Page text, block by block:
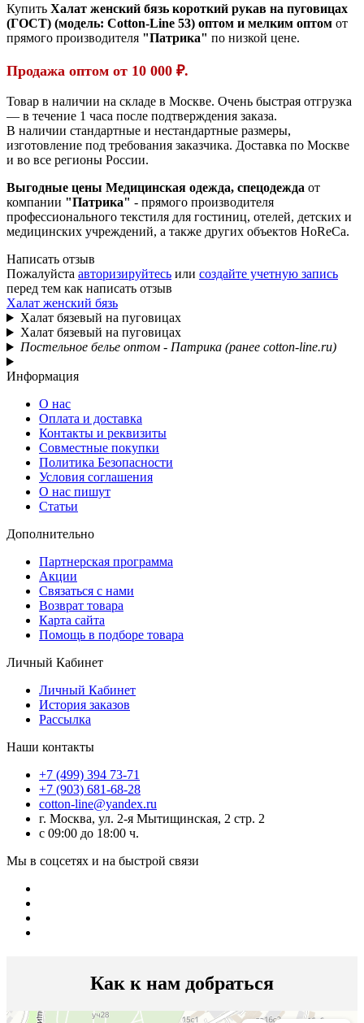
Купить Халат женский бязь короткий рукав на пуговицах
(ГОСТ) (модель: Cotton-Line 53) оптом и мелким оптом от
прямого производителя "Патрика" по низкой цене.
Продажа оптом от 10 000 ₽.
Товар в наличии на складе в Москве. Очень быстрая отгрузка
— в течение 1 часа после подтверждения заказа.
В наличии стандартные и нестандартные размеры,
изготовление под требования заказчика. Доставка по Москве
и во все регионы России.
Выгодные цены Медицинская одежда, спецодежда от
компании "Патрика" - прямого производителя
профессионального текстиля для гостиниц, отелей, детских и
медицинских учреждений, а также других объектов HoReCa.
Написать отзыв
Пожалуйста авторизируйтесь или создайте учетную запись
перед тем как написать отзыв
Халат женский бязь
Халат бязевый на пуговицах
Халат бязевый на пуговицах
Постельное белье оптом - Патрика (ранее cotton-line.ru)
Информация
О нас
Оплата и доставка
Контакты и реквизиты
Совместные покупки
Политика Безопасности
Условия соглашения
О нас пишут
Статьи
Дополнительно
Партнерская программа
Акции
Связаться с нами
Возврат товара
Карта сайта
Помощь в подборе товара
Личный Кабинет
Личный Кабинет
История заказов
Рассылка
Наши контакты
+7 (499) 394 73-71
+7 (903) 681-68-28
cotton-line@yandex.ru
г. Москва, ул. 2-я Мытищинская, 2 стр. 2
с 09:00 до 18:00 ч.
Мы в соцсетях и на быстрой связи
Как к нам добраться